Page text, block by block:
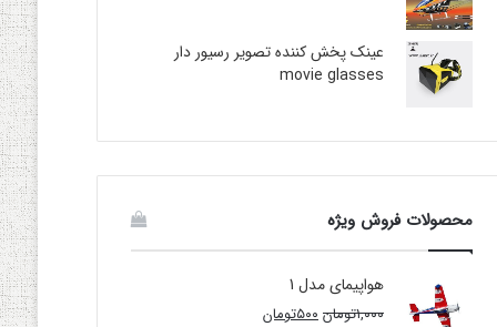
عینک پخش کننده تصویر رسیور دار
movie glasses
محصولات فروش ویژه
هواپیمای مدل 1
۱,۰۰۰تومان۵۰۰تومان